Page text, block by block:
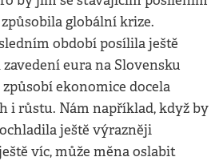
globální krize.
období posílila ještě
eura na Slovensku
ekonomice docela
i růstu. Nám například, když by
ještě výrazněji
víc, může měna oslabit